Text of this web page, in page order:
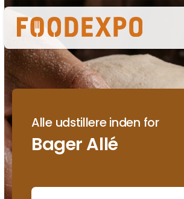
Alle udstillere inden for
Bager Allé
Søg efter titel, forhandlernavn eller